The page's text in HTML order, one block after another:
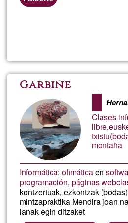
Garbiñe
Clases
montaña
Informática:ofimáticaen
programación,páginas web
kontzertuak, ezkontzak
mintzapraktika Mendira joan
lanak egin ditzaket